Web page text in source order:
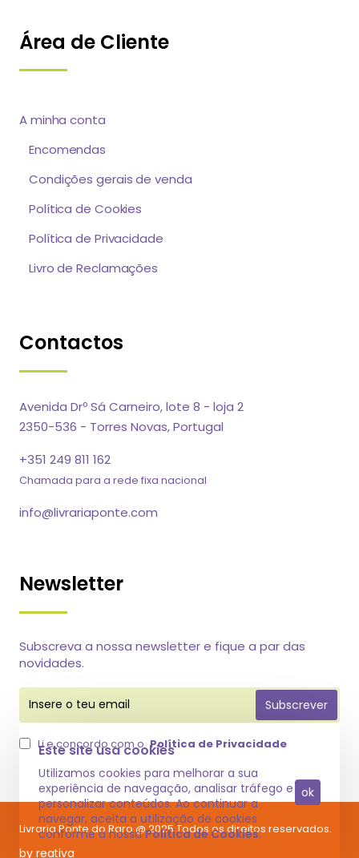
Este site usa cookies
Utilizamos cookies para melhorar a sua
experiência de navegação, analisar tráfego e
personalizar conteúdos. Ao continuar a
navegar, aceita a utilização de cookies
conforme a nossaPolítica de Cookies.
ok
Área de Cliente
A minha conta
Encomendas
Condições gerais de venda
Política de Cookies
Política de Privacidade
Livro de Reclamações
Contactos
Avenida Drº Sá Carneiro, lote 8 - loja 2
2350-536 - Torres Novas, Portugal
+351 249 811 162
Chamada para a rede fixa nacional
info@livrariaponte.com
Newsletter
Subscreva a nossa newsletter e fique a par das
novidades.
Insere
teu
email
Subscrever
Li e concordo com o Política de Privacidade
Livraria Ponte do Raro @ 2025 Todos os direitos reservados.
by reativa